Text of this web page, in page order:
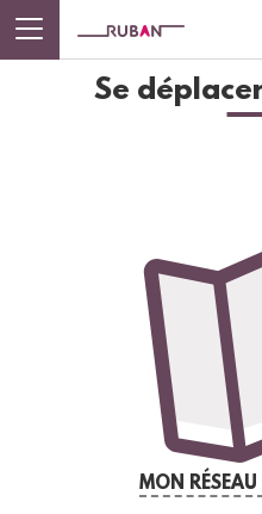
Bienvenue
sur
Se
MON RÉSEAU